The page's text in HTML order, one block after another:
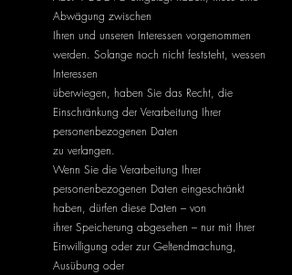
Abwägung zwischen
Ihren und unseren Interessen vorgenommen
werden. Solange noch nicht feststeht, wessen
Interessen
überwiegen, haben Sie das Recht, die
Einschränkung der Verarbeitung Ihrer
personenbezogenen Daten
zu verlangen.
Wenn Sie die Verarbeitung Ihrer
personenbezogenen Daten eingeschränkt
haben, dürfen diese Daten – von
ihrer Speicherung abgesehen – nur mit Ihrer
Einwilligung oder zur Geltendmachung,
Ausübung oder